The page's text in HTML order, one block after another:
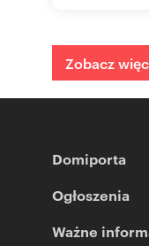
Zobacz
Domiporta
Ogłoszenia
Ważne